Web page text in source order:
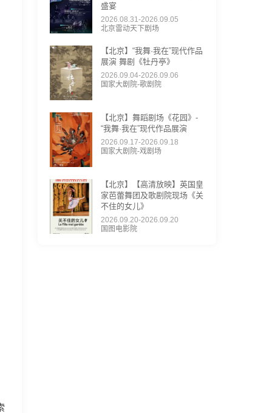
盛宴
2026.08.31-2026.09.05
北京雷动天下剧场
【北京】“我舞·我在”现代作品
展演 舞剧《牡丹亭》
2026.09.04-2026.09.06
国家大剧院-歌剧院
【北京】舞蹈剧场《花园》-
“我舞·我在”现代作品展演
2026.09.17-2026.09.18
国家大剧院-戏剧场
【北京】【高清放映】英国皇
家芭蕾舞团及歌剧院现场《关
不住的女儿》
2026.09.20-2026.09.20
国图电影院